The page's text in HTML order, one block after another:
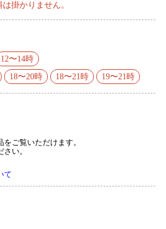
掛かりません。
12〜14時
18〜20時 18〜21時 19〜21時
ご覧いただけます。
い。
て